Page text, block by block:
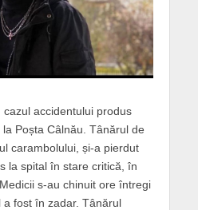
accidentului produs
Poșta Câlnău. Tânărul de
carambolului, și-a pierdut
la spital în stare critică, în
s-au chinuit ore întregi
fost în zadar. Tânărul